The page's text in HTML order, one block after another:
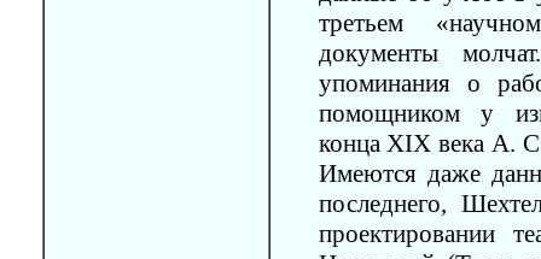
третьем
документы
упоминания о
помощником у
конца XIX века А.
Имеются даже
последнего,
проектировании